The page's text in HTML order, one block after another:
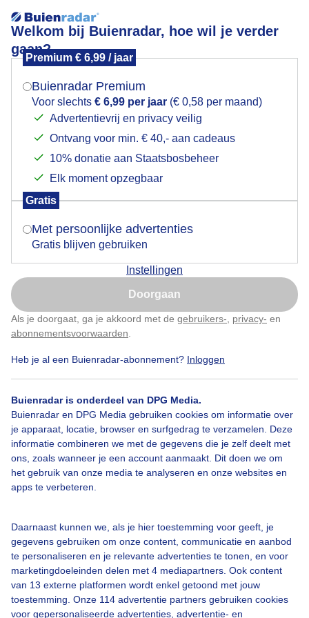
Welkom bij Buienradar, hoe wil je verder
gaan?
Premium € 6,99 / jaar
Buienradar Premium
Voor slechts € 6,99 per jaar (€ 0,58 per maand)
Advertentievrij en privacy veilig
Ontvang voor min. € 40,- aan cadeaus
10% donatie aan Staatsbosbeheer
Elk moment opzegbaar
Gratis
Met persoonlijke advertenties
Gratis blijven gebruiken
Instellingen
Doorgaan
Als je doorgaat, ga je akkoord met de gebruikers- privacy- en
abonnementsvoorwaarden
Heb je al een Buienradar-abonnement? Inloggen
Buienradar is onderdeel van DPG Media.
Buienradar en DPG Media gebruiken cookies om informatie over
je apparaat, locatie, browser en surfgedrag te verzamelen. Deze
informatie combineren we met de gegevens die je zelf deelt met
ons, zoals wanneer je een account aanmaakt. Dit doen we om
het gebruik van onze media te analyseren en onze websites en
apps te verbeteren.
Daarnaast kunnen we, als je hier toestemming voor geeft, je
gegevens gebruiken om onze content, communicatie en aanbod
te personaliseren en je relevante advertenties te tonen, en voor
marketingdoeleinden delen met 4 mediapartners. Ook content
van 13 externe platformen wordt enkel getoond met jouw
toestemming. Onze 114 advertentie partners gebruiken cookies
voor gepersonaliseerde advertenties, advertentie- en
gladdewaterspiegel
Populaire categorieën
Lente
Zomer
Over Buienradar
Bedrijfsgegevens
Veelgestelde vragen
Contact
Gebruikersvoorwaarden
Adverteren
Buienradar Team
Privacy beleid
Mogen we je locatie gebruiken voor het
Indien je hier nog geen akkoord op hebt gegeven,
verschijnt er zo een pop-up uit je browser waarin
Is goed, toon de popup
Nu niet, misschien later
Klik hierom dit aan te passen